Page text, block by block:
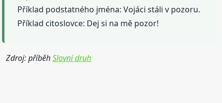
Příklad podstatného jména: Vojáci stáli v pozoru.
Příklad citoslovce: Dej si na mě pozor!
Zdroj: příběhSlovní druh